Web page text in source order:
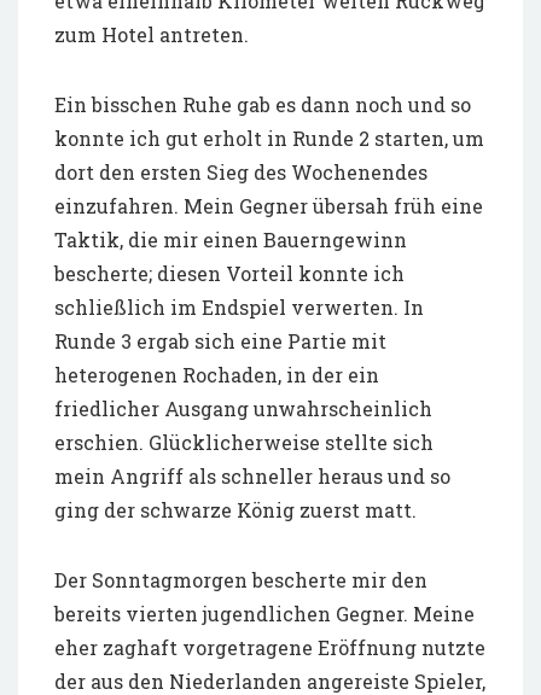
zum Hotel antreten.
Ein bisschen Ruhe gab es dann noch und so
konnte ich gut erholt in Runde 2 starten, um
dort den ersten Sieg des Wochenendes
einzufahren. Mein Gegner übersah früh eine
Taktik, die mir einen Bauerngewinn
bescherte; diesen Vorteil konnte ich
schließlich im Endspiel verwerten. In
Runde 3 ergab sich eine Partie mit
heterogenen Rochaden, in der ein
friedlicher Ausgang unwahrscheinlich
erschien. Glücklicherweise stellte sich
mein Angriff als schneller heraus und so
ging der schwarze König zuerst matt.
Der Sonntagmorgen bescherte mir den
bereits vierten jugendlichen Gegner. Meine
eher zaghaft vorgetragene Eröffnung nutzte
der aus den Niederlanden angereiste Spieler,